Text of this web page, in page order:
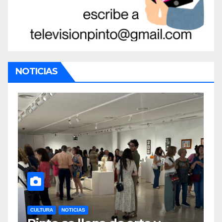
NOTICIAS
CULTURA NOTICIAS